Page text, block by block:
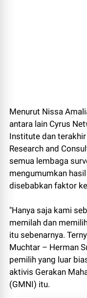
Menurut Nissa
antara lain Cyrus
Institute dan
Research and
semua lembaga
mengumumkan
disebabkan faktor
"Hanya saja kami
memilah dan
itu sebenarnya.
Muchtar – Herman
pemilih yang luar
aktivis Gerakan
(GMNI) itu.